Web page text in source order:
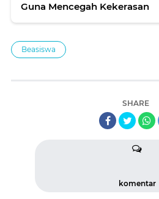
Guna Mencegah Kekerasan
Beasiswa
SHARE
komentar